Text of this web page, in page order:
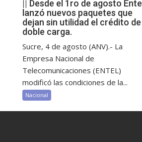
|| Desde el 1ro de agosto Entel
lanzó nuevos paquetes que
dejan sin utilidad el crédito de
doble carga.
Sucre, 4 de agosto (ANV).- La
Empresa Nacional de
Telecomunicaciones (ENTEL)
modificó las condiciones de la...
Nacional